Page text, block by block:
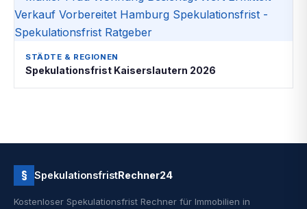
STÄDTE & REGIONEN
Spekulationsfrist Kaiserslautern 2026
§ SpekulationsfristRechner24
Kostenloser Spekulationsfrist Rechner für Immobilien in